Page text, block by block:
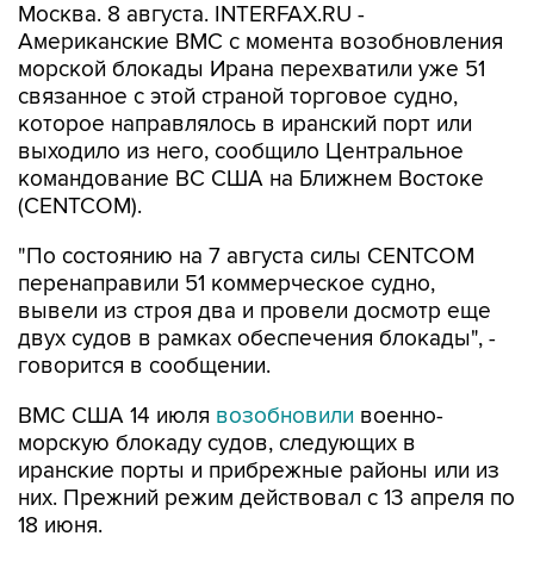
Москва. 8 августа. INTERFAX.RU -
Американские ВМС с момента возобновления
морской блокады Ирана перехватили уже 51
связанное с этой страной торговое судно,
которое направлялось в иранский порт или
выходило из него, сообщило Центральное
командование ВС США на Ближнем Востоке
(CENTCOM).
"По состоянию на 7 августа силы CENTCOM
перенаправили 51 коммерческое судно,
вывели из строя два и провели досмотр еще
двух судов в рамках обеспечения блокады", -
говорится в сообщении.
ВМС США 14 июля возобновили военно-
морскую блокаду судов, следующих в
иранские порты и прибрежные районы или из
них. Прежний режим действовал с 13 апреля по
18 июня.